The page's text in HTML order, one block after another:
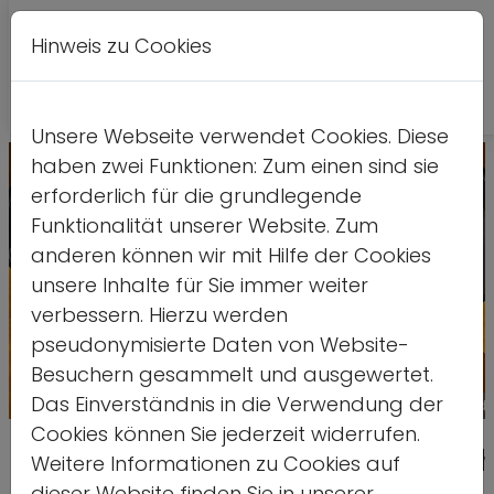
Quelle:
Freiwilligendienste stärken –
Hinweis zu Cookies
Unsere Webseite verwendet Cookies. Diese
haben zwei Funktionen: Zum einen sind sie
erforderlich für die grundlegende
Funktionalität unserer Website. Zum
anderen können wir mit Hilfe der Cookies
unsere Inhalte für Sie immer weiter
verbessern. Hierzu werden
pseudonymisierte Daten von Website-
Besuchern gesammelt und ausgewertet.
Das Einverständnis in die Verwendung der
Cookies können Sie jederzeit widerrufen.
Weitere Informationen zu Cookies auf